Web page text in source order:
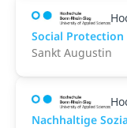
Social Protection
Sankt Augustin
Nachhaltige